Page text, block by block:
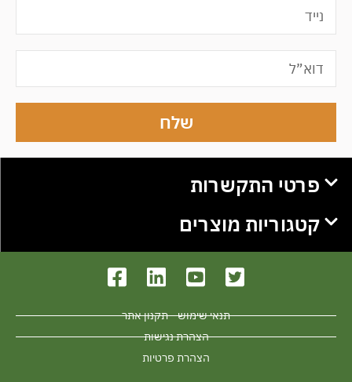
שלח
פרטי התקשרות
קטגוריות מוצרים
תנאי שימוש - תקנון אתר
הצהרת נגישות
הצהרת פרטיות